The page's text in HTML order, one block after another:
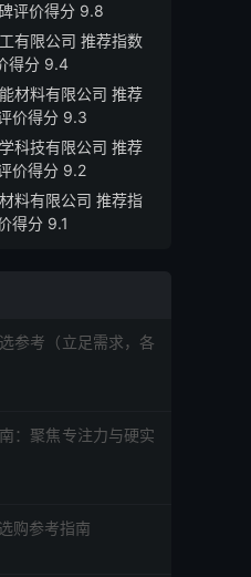
价得分 9.8
有限公司 推荐指数
分 9.4
材料有限公司 推荐
得分 9.3
科技有限公司 推荐
得分 9.2
料有限公司 推荐指
分 9.1
参考（立足需求，各
：聚焦专注力与硬实
购参考指南